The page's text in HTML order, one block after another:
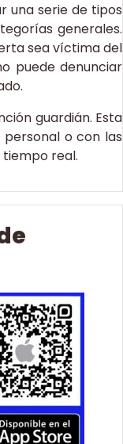
una serie de tipos
generales.
sea víctima del
puede denunciar
guardián. Esta
o con las
tiempo real.